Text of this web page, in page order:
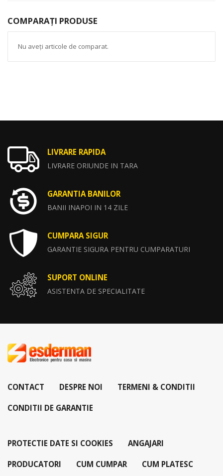
COMPARAȚI PRODUSE
Nu aveți articole de comparat.
LIVRARE RAPIDA
LIVRARE ORIUNDE IN TARA
GARANTIA BANILOR
BANII INAPOI IN 14 ZILE
CUMPARA SIGUR
GARANTIE SIGURA PENTRU CUMPARATURI
SUPORT ONLINE
ASISTENTA DE SPECIALITATE
CONTACT DESPRE NOI TERMENI & CONDITII
CONDITII DE GARANTIE
PROTECTIE DATE SI COOKIES ANGAJARI
PRODUCATORI CUM CUMPAR CUM PLATESC